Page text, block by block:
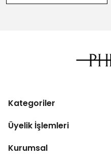
Kategoriler
Üyelik İşlemleri
Kurumsal